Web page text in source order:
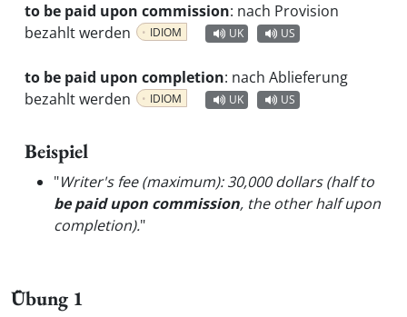
to be paid upon commission: nach Provision
bezahlt werden
IDIOM UK US
to be paid upon completion: nach Ablieferung
bezahlt werden
IDIOM UK US
Beispiel
"Writer's fee (maximum): 30,000 dollars (half to
be paid upon commission, the other half upon
completion)."
Übung 1